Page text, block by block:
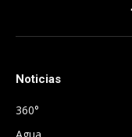
Noticias
360°